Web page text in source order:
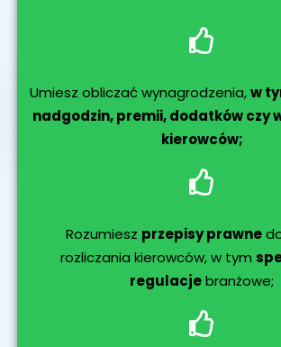
Umiesz obliczać wynagrodzenia,w
nadgodzin, premii, dodatków czy
kierowców;
Rozumiesz przepisy prawne
rozliczania kierowców, w tym
regulacjebranżowe;